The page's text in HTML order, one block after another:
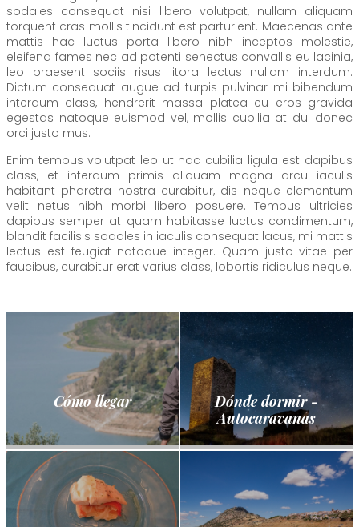
sodales consequat nisi libero volutpat, nullam aliquam
torquent cras mollis tincidunt est parturient. Maecenas ante
mattis hac luctus porta libero nibh inceptos molestie,
eleifend fames nec ad potenti senectus convallis eu lacinia,
leo praesent sociis risus litora lectus nullam interdum.
Dictum consequat augue ad turpis pulvinar mi bibendum
interdum class, hendrerit massa platea eu eros gravida
egestas natoque euismod vel, mollis cubilia at dui donec
orci justo mus.
Enim tempus volutpat leo ut hac cubilia ligula est dapibus
class, et interdum primis aliquam magna arcu iaculis
habitant pharetra nostra curabitur, dis neque elementum
velit netus nibh morbi libero posuere. Tempus ultricies
dapibus semper at quam habitasse luctus condimentum,
blandit facilisis sodales in iaculis consequat lacus, mi mattis
lectus est feugiat natoque integer. Quam justo vitae per
faucibus, curabitur erat varius class, lobortis ridiculus neque.
Cómo llegar
Dónde dormir -
Autocaravanas